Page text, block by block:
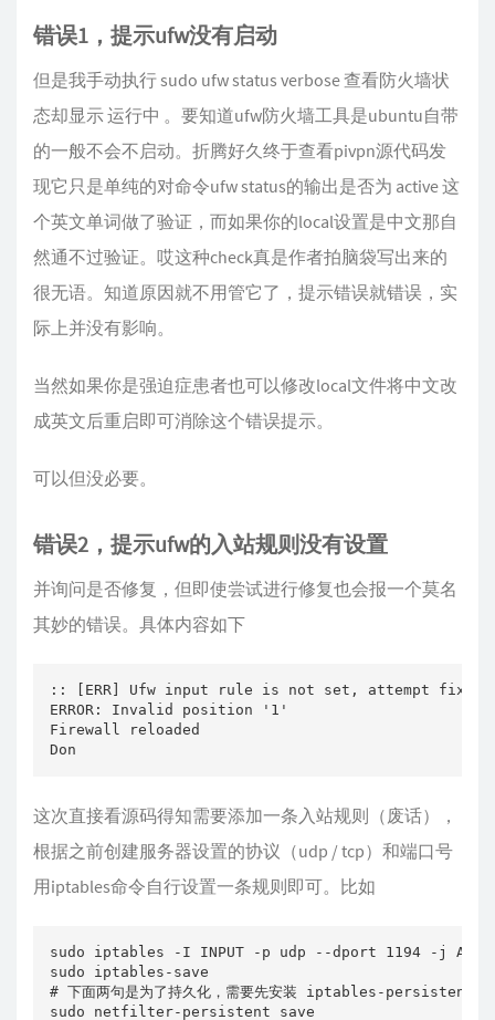
错误1，提示ufw没有启动
但是我手动执行 sudo ufw status verbose 查看防火墙状
态却显示 运行中 。要知道ufw防火墙工具是ubuntu自带
的一般不会不启动。折腾好久终于查看pivpn源代码发
现它只是单纯的对命令ufw status的输出是否为 active 这
个英文单词做了验证，而如果你的local设置是中文那自
然通不过验证。哎这种check真是作者拍脑袋写出来的
很无语。知道原因就不用管它了，提示错误就错误，实
际上并没有影响。
当然如果你是强迫症患者也可以修改local文件将中文改
成英文后重启即可消除这个错误提示。
可以但没必要。
错误2，提示ufw的入站规则没有设置
并询问是否修复，但即使尝试进行修复也会报一个莫名
其妙的错误。具体内容如下
:: [ERR] Ufw input rule is not set, attempt fix
ERROR: Invalid position '1'
Firewall reloaded
Don
这次直接看源码得知需要添加一条入站规则（废话），
根据之前创建服务器设置的协议（udp / tcp）和端口号
用iptables命令自行设置一条规则即可。比如
sudo iptables -I INPUT -p udp --dport 1194 -j
sudo iptables-save
# 下面两句是为了持久化，需要先安装 iptables-persistent
sudo netfilter-persistent save